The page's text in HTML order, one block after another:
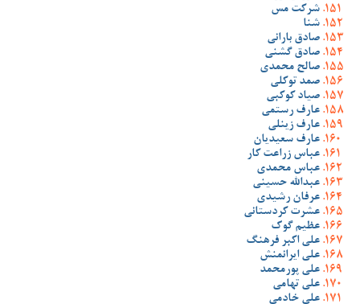
شرکت مس
شنا
صادق بارانی
صادق گشنی
صالح محمدی
صمد توکلی
صیاد کوکبی
عارف رستمی
عارف زینلی
عارف سعیدیان
عباس زراعت کار
عباس محمدی
عبدالله حسینی
عرفان رشیدی
عشرت کردستانی
عظیم گوک
علی اکبر فرهنگ
علی ایرانمنش
علی پورمحمد
علی تهامی
علی خادمی